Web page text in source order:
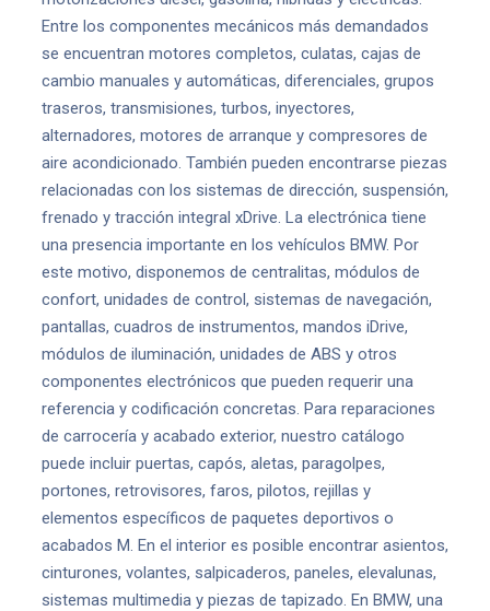
Entre los componentes mecánicos más demandados
se encuentran motores completos, culatas, cajas de
cambio manuales y automáticas, diferenciales, grupos
traseros, transmisiones, turbos, inyectores,
alternadores, motores de arranque y compresores de
aire acondicionado. También pueden encontrarse piezas
relacionadas con los sistemas de dirección, suspensión,
frenado y tracción integral xDrive. La electrónica tiene
una presencia importante en los vehículos BMW. Por
este motivo, disponemos de centralitas, módulos de
confort, unidades de control, sistemas de navegación,
pantallas, cuadros de instrumentos, mandos iDrive,
módulos de iluminación, unidades de ABS y otros
componentes electrónicos que pueden requerir una
referencia y codificación concretas. Para reparaciones
de carrocería y acabado exterior, nuestro catálogo
puede incluir puertas, capós, aletas, paragolpes,
portones, retrovisores, faros, pilotos, rejillas y
elementos específicos de paquetes deportivos o
acabados M. En el interior es posible encontrar asientos,
cinturones, volantes, salpicaderos, paneles, elevalunas,
sistemas multimedia y piezas de tapizado. En BMW, una